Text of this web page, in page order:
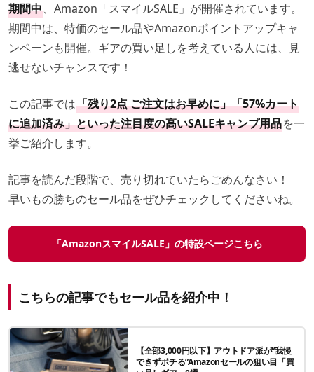
期間中、Amazon「スマイルSALE」が開催されています。
期間中は、特価のセール品やAmazonポイントアップキャ
ンペーンも開催。ギアの買い足しを考えている人には、見
逃せないチャンスです！
この記事では「残り2点 ご注文はお早めに」「57%カート
に追加済み」といった注目度の高いSALEキャンプ用品を一
挙ご紹介します。
記事を読んだ段階で、売り切れていたらごめんなさい！
早いもの勝ちのセール品をぜひチェックしてくださいね。
「AmazonスマイルSALE」の特設ページこちら
こちらの記事でもセール品を紹介中！
【全部3,000円以下】アウトドア派が“我慢
できずポチる”Amazonセールの狙い目「買